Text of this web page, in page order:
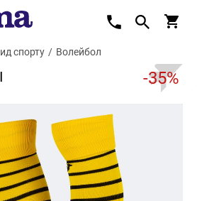
спорту / Волейбол
-35%